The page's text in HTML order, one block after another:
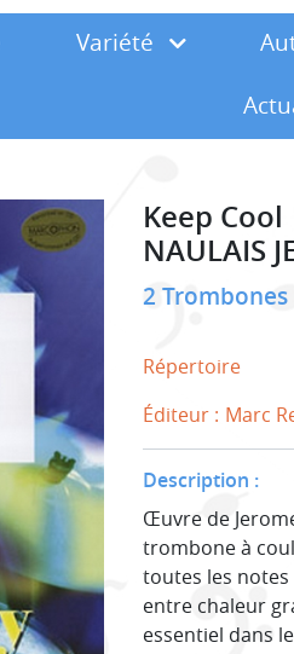
Variété
Keep Cool
NAULAIS
2
Répertoire
Éditeur : Marc
Description :
Œuvre de
trombone à
toutes les
entre chaleur
essentiel dans